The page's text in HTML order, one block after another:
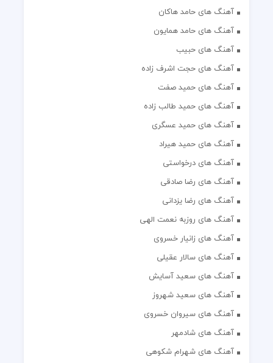
آهنگ های حامد هاکان
آهنگ های حامد همایون
آهنگ های حبیب
آهنگ های حجت اشرف زاده
آهنگ های حمید صفت
آهنگ های حمید طالب زاده
آهنگ های حمید عسگری
آهنگ های حمید هیراد
آهنگ های درخواستی
آهنگ های رضا صادقی
آهنگ های رضا یزدانی
آهنگ های روزبه نعمت الهی
آهنگ های زانیار خسروی
آهنگ های سالار عقیلی
آهنگ های سعید آسایش
آهنگ های سعید شهروز
آهنگ های سیروان خسروی
آهنگ های شادمهر
آهنگ های شهرام شکوهی